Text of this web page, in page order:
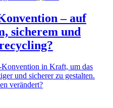
– auf
sicherem und
in Kraft, um das
und sicherer zu gestalten.
verändert?